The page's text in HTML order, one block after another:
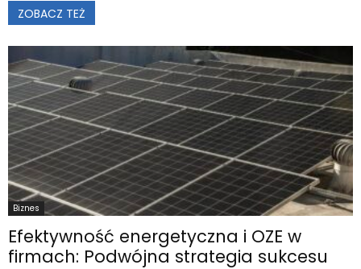
ZOBACZ TEŻ
Biznes
Efektywność energetyczna i OZE w
firmach: Podwójna strategia sukcesu